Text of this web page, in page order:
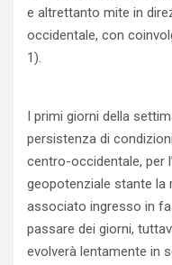
e altrettanto mite in
occidentale, con
1).
I primi giorni della
persistenza di
centro-occidentale, per
geopotenziale stante la
associato ingresso in
passare dei giorni,
evolverà lentamente in